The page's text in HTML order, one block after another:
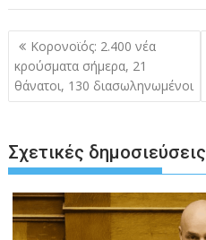
Πλοήγηση
άρθρων
Κορονοϊός: 2.400 νέα
κρούσματα σήμερα, 21
θάνατοι, 130 διασωληνωμένοι
Σχετικές δημοσιεύσεις